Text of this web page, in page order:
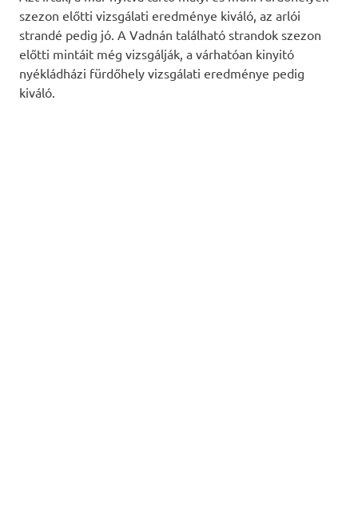
szezon előtti vizsgálati eredménye kiváló, az arlói
strandé pedig jó. A Vadnán található strandok szezon
előtti mintáit még vizsgálják, a várhatóan kinyitó
nyékládházi fürdőhely vizsgálati eredménye pedig
kiváló.